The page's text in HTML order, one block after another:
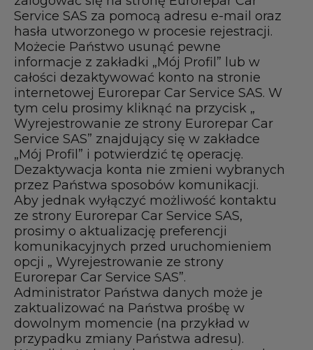
Service SAS za pomocą adresu e-mail oraz
hasła utworzonego w procesie rejestracji.
Możecie Państwo usunąć pewne
informacje z zakładki „Mój Profil” lub w
całości dezaktywować konto na stronie
internetowej Eurorepar Car Service SAS. W
tym celu prosimy kliknąć na przycisk „
Wyrejestrowanie ze strony Eurorepar Car
Service SAS” znajdujący się w zakładce
„Mój Profil” i potwierdzić tę operację.
Dezaktywacja konta nie zmieni wybranych
przez Państwa sposobów komunikacji.
Aby jednak wyłączyć możliwość kontaktu
ze strony Eurorepar Car Service SAS,
prosimy o aktualizację preferencji
komunikacyjnych przed uruchomieniem
opcji „ Wyrejestrowanie ze strony
Eurorepar Car Service SAS”.
Administrator Państwa danych może je
zaktualizować na Państwa prośbę w
dowolnym momencie (na przykład w
przypadku zmiany Państwa adresu).